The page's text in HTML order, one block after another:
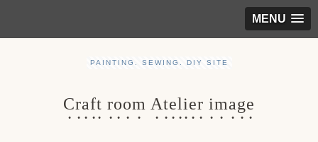
MENU
PAINTING. SEWING. DIY SITE
Craft room Atelier image